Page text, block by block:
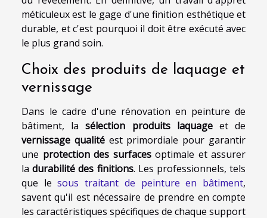
méticuleux est le gage d'une finition esthétique et
durable, et c'est pourquoi il doit être exécuté avec
le plus grand soin.
Choix des produits de laquage et
vernissage
Dans le cadre d'une rénovation en peinture de
bâtiment, lasélection produits laquageet de
vernissage qualitéest primordiale pour garantir
une protection des surfacesoptimale et assurer
ladurabilité des finitions. Les professionnels, tels
que lesous traitant de peinture en bâtiment,
savent qu'il est nécessaire de prendre en compte
les caractéristiques spécifiques de chaque support